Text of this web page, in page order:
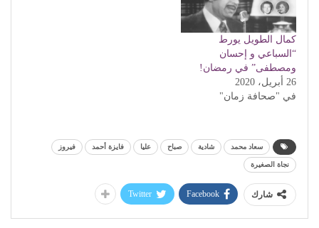
كمال الطويل يورط
“السباعي و إحسان
ومصطفى” في رمضان!
26 أبريل، 2020
في "صحافة زمان"
سعاد محمد شادية صباح عليا فايزة أحمد فيروز
نجاة الصغيرة
شارك Facebook
Twitter